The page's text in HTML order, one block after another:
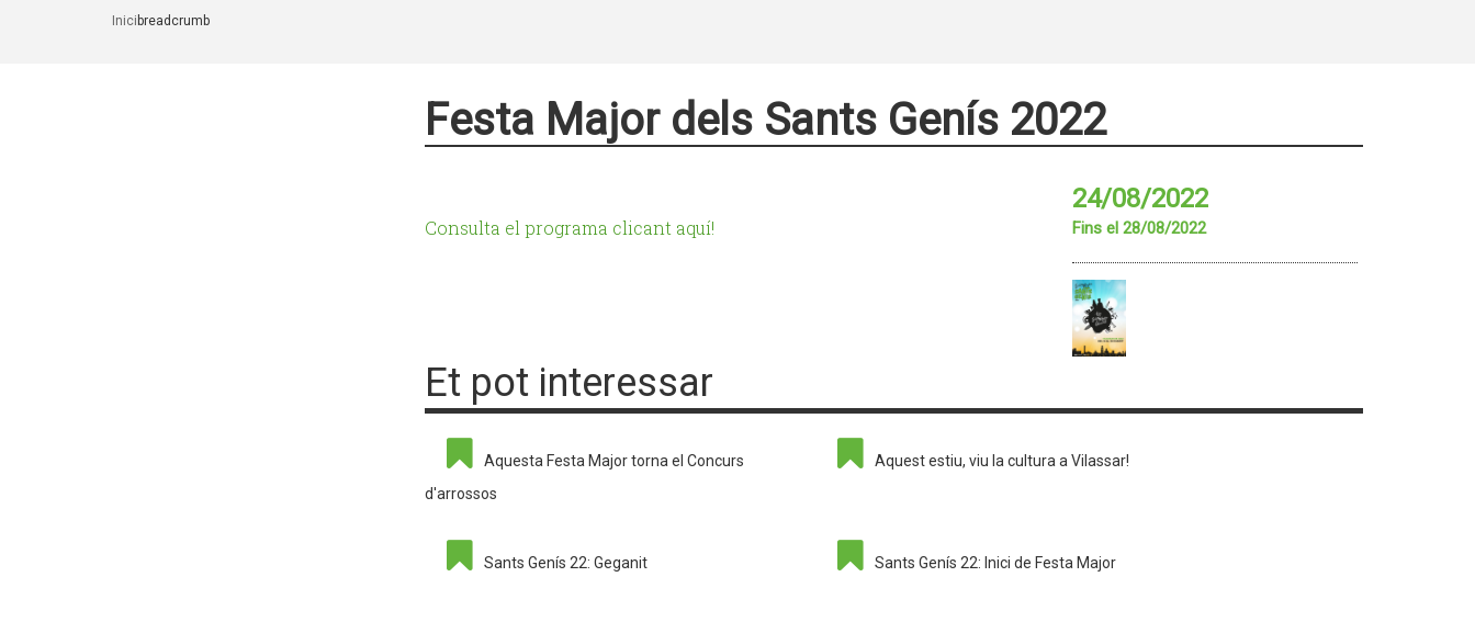
Inici breadcrumb
Festa Major dels Sants Genís 2022
Consulta el programa clicant aquí!
24/08/2022
Fins el 28/08/2022
Et pot interessar
Aquesta Festa Major torna el Concurs
d'arrossos
Aquest estiu, viu la cultura a Vilassar!
Sants Genís 22: Geganit Sants Genís 22: Inici de Festa Major